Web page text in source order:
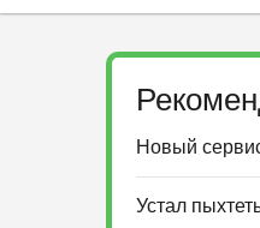
Новый
Устал